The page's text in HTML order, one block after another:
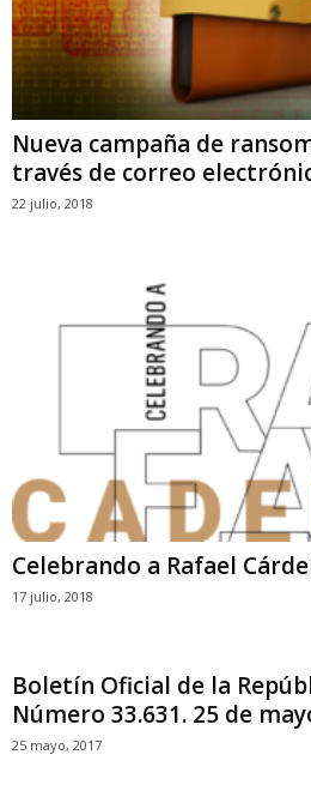
Nueva campaña de
través de correo
22 julio, 2018
Celebrando a Rafael
17 julio, 2018
Boletín Oficial de la
Número 33.631. 25 de
25 mayo, 2017